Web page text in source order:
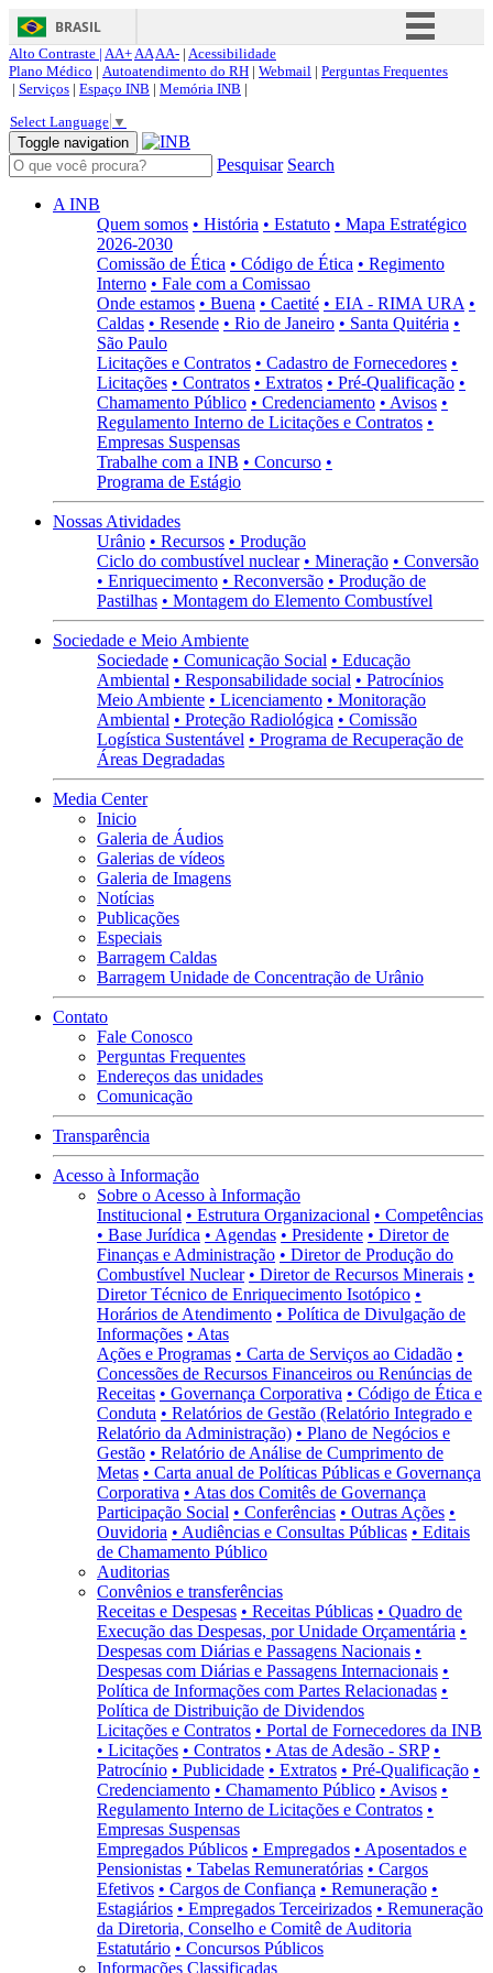
BRASIL
Simplifique!
Acesso à informação
Canais
Alto Contraste | AA+AAAA- | Acessibilidade
Plano Médico | Autoatendimento do RH | Webmail | Perguntas Frequentes
| Serviços | Espaço INB | Memória INB |
Select Language ▼
Toggle navigation
Pesquisar Search
A INB
Quem somos • História • Estatuto • Mapa Estratégico
2026-2030
Comissão de Ética • Código de Ética • Regimento
Interno • Fale com a Comissao
Onde estamos • Buena • Caetité • EIA - RIMA URA •
Caldas • Resende • Rio de Janeiro • Santa Quitéria •
São Paulo
Licitações e Contratos • Cadastro de Fornecedores •
Licitações • Contratos • Extratos • Pré-Qualificação •
Chamamento Público • Credenciamento • Avisos •
Regulamento Interno de Licitações e Contratos •
Empresas Suspensas
Trabalhe com a INB • Concurso •
Programa de Estágio
Nossas Atividades
Urânio • Recursos • Produção
Ciclo do combustível nuclear • Mineração • Conversão
• Enriquecimento • Reconversão • Produção de
Pastilhas • Montagem do Elemento Combustível
Sociedade e Meio Ambiente
Sociedade • Comunicação Social • Educação
Ambiental • Responsabilidade social • Patrocínios
Meio Ambiente • Licenciamento • Monitoração
Ambiental • Proteção Radiológica • Comissão
Logística Sustentável • Programa de Recuperação de
Áreas Degradadas
Media Center
Inicio
Galeria de Áudios
Galerias de vídeos
Galeria de Imagens
Notícias
Publicações
Especiais
Barragem Caldas
Barragem Unidade de Concentração de Urânio
Contato
Fale Conosco
Perguntas Frequentes
Endereços das unidades
Comunicação
Transparência
Acesso à Informação
Sobre o Acesso à Informação
Institucional • Estrutura Organizacional • Competências
• Base Jurídica • Agendas • Presidente • Diretor de
Finanças e Administração • Diretor de Produção do
Combustível Nuclear • Diretor de Recursos Minerais •
Diretor Técnico de Enriquecimento Isotópico •
Horários de Atendimento • Política de Divulgação de
Informações • Atas
Ações e Programas • Carta de Serviços ao Cidadão •
Concessões de Recursos Financeiros ou Renúncias de
Receitas • Governança Corporativa • Código de Ética e
Conduta • Relatórios de Gestão (Relatório Integrado e
Relatório da Administração) • Plano de Negócios e
Gestão • Relatório de Análise de Cumprimento de
Metas • Carta anual de Políticas Públicas e Governança
Corporativa • Atas dos Comitês de Governança
Participação Social • Conferências • Outras Ações •
Ouvidoria • Audiências e Consultas Públicas • Editais
de Chamamento Público
Auditorias
Convênios e transferências
Receitas e Despesas • Receitas Públicas • Quadro de
Execução das Despesas, por Unidade Orçamentária •
Despesas com Diárias e Passagens Nacionais •
Despesas com Diárias e Passagens Internacionais •
Política de Informações com Partes Relacionadas •
Política de Distribuição de Dividendos
Licitações e Contratos • Portal de Fornecedores da INB
• Licitações • Contratos • Atas de Adesão - SRP •
Patrocínio • Publicidade • Extratos • Pré-Qualificação •
Credenciamento • Chamamento Público • Avisos •
Regulamento Interno de Licitações e Contratos •
Empresas Suspensas
Empregados Públicos • Empregados • Aposentados e
Pensionistas • Tabelas Remuneratórias • Cargos
Efetivos • Cargos de Confiança • Remuneração •
Estagiários • Empregados Terceirizados • Remuneração
da Diretoria, Conselho e Comitê de Auditoria
Estatutário • Concursos Públicos
Informações Classificadas